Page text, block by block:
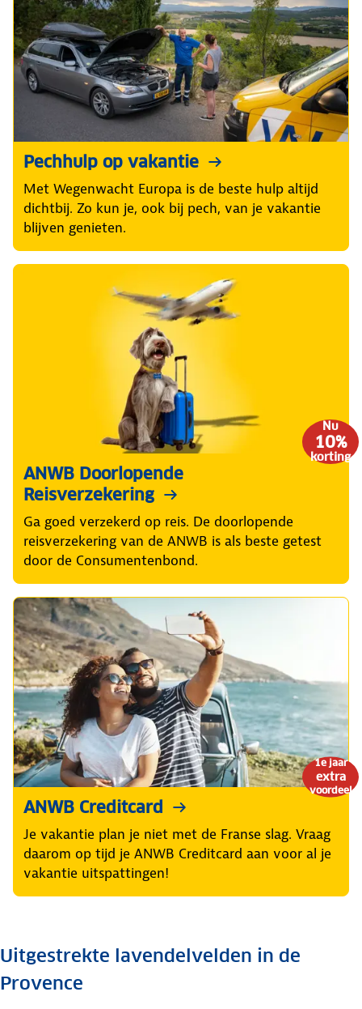
Pechhulp op vakantie
Met Wegenwacht Europa is de beste hulp altijd
dichtbij. Zo kun je, ook bij pech, van je vakantie
blijven genieten.
Nu
10%
korting
ANWB Doorlopende
Reisverzekering
Ga goed verzekerd op reis. De doorlopende
reisverzekering van de ANWB is als beste getest
door de Consumentenbond.
1e jaar
extra
voordeel
ANWB Creditcard
Je vakantie plan je niet met de Franse slag. Vraag
daarom op tijd je ANWB Creditcard aan voor al je
vakantie uitspattingen!
Uitgestrekte lavendelvelden in de
Provence